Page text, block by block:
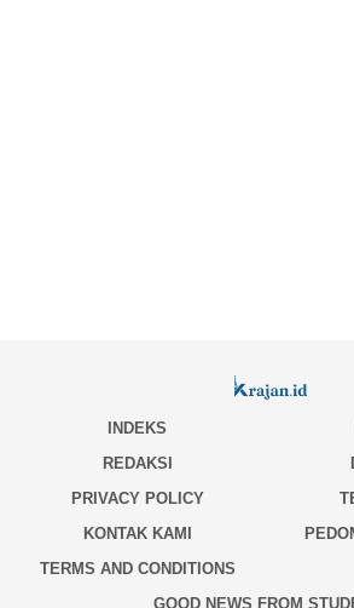
INDEKS
REDAKSI
PRIVACY POLICY
KONTAK KAMI
TERMS AND CONDITIONS
GOOD NEWS FROM